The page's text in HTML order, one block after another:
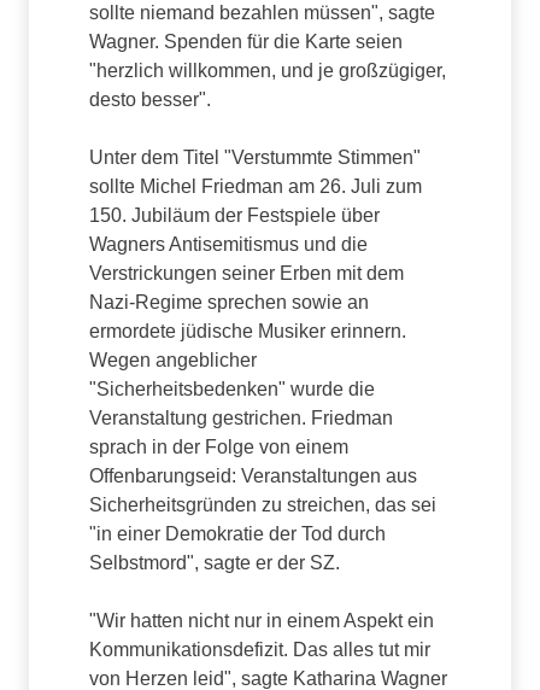
sollte niemand bezahlen müssen", sagte
Wagner. Spenden für die Karte seien
"herzlich willkommen, und je großzügiger,
desto besser".
Unter dem Titel "Verstummte Stimmen"
sollte Michel Friedman am 26. Juli zum
150. Jubiläum der Festspiele über
Wagners Antisemitismus und die
Verstrickungen seiner Erben mit dem
Nazi-Regime sprechen sowie an
ermordete jüdische Musiker erinnern.
Wegen angeblicher
"Sicherheitsbedenken" wurde die
Veranstaltung gestrichen. Friedman
sprach in der Folge von einem
Offenbarungseid: Veranstaltungen aus
Sicherheitsgründen zu streichen, das sei
"in einer Demokratie der Tod durch
Selbstmord", sagte er der SZ.
"Wir hatten nicht nur in einem Aspekt ein
Kommunikationsdefizit. Das alles tut mir
von Herzen leid", sagte Katharina Wagner